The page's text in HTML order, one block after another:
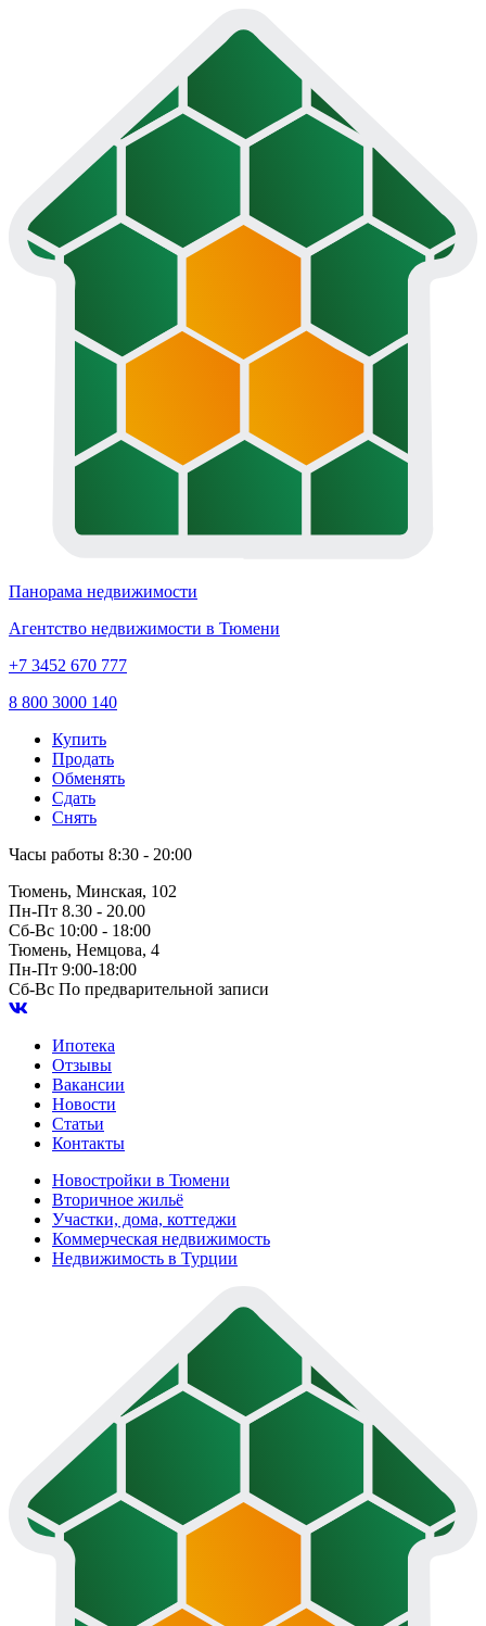
Панорама недвижимости
Агентство недвижимости в Тюмени
+7 3452 670 777
8 800 3000 140
Купить
Продать
Обменять
Сдать
Снять
Часы работы 8:30 - 20:00
Тюмень, Минская, 102
Пн-Пт 8.30 - 20.00
Сб-Вс 10:00 - 18:00
Тюмень, Немцова, 4
Пн-Пт 9:00-18:00
Сб-Вс По предварительной записи
Ипотека
Отзывы
Вакансии
Новости
Статьи
Контакты
Новостройки в Тюмени
Вторичное жильё
Участки, дома, коттеджи
Коммерческая недвижимость
Недвижимость в Турции